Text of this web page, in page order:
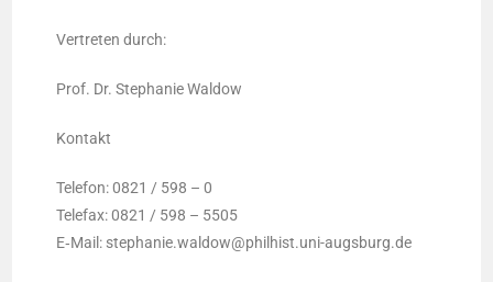
Ver­tre­ten durch:
Prof. Dr. Ste­pha­nie Waldow
Kon­takt
Tele­fon: 0821 / 598 – 0
Tele­fax: 0821 / 598 – 5505
E‑Mail: stephanie.waldow@philhist.uni-augsburg.de